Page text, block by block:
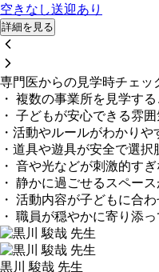
空きなし送迎あり
詳細を見る
専門医からの見学時チェッ
・ 複数の事業所を見学す
・ 子どもが安心できる雰
・活動やルールがわかりや
・道具や遊具が安全で選択
・ 音や光などが刺激的す
・ 静かに過ごせるスペー
・ 活動内容が子どもに合
・ 職員が穏やかに寄り添
黒川 駿哉 先生